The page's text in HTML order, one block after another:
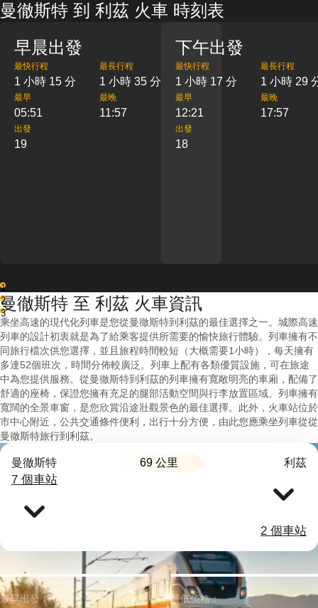
曼徹斯特 到 利茲 火車 時刻表
早晨出發
最快行程
1 小時 15 分
最長行程
1 小時 35 分
最早
05:51
最晚
11:57
出發
19
下午出發
最快行程
1 小時 17 分
最長行程
1 小時 29
最早
12:21
最晚
17:57
出發
18
1
2
3
曼徹斯特 至 利茲 火車資訊
乘坐高速的現代化列車是您從曼徹斯特到利茲的最佳選擇之一。城際高速
列車的設計初衷就是為了給乘客提供所需要的愉快旅行體驗。列車擁有不
同旅行檔次供您選擇，並且旅程時間較短（大概需要1小時），每天擁有
多達52個班次，時間分佈較廣泛。列車上配有各類優質設施，可在旅途
中為您提供服務。從曼徹斯特到利茲的列車擁有寬敞明亮的車廂，配備了
舒適的座椅，保證您擁有充足的腿部活動空間與行李放置區域。列車擁有
寬闊的全景車窗，是您欣賞沿途壯觀景色的最佳選擇。此外，火車站位於
市中心附近，公共交通條件便利，出行十分方便，由此您應乘坐列車從從
曼徹斯特旅行到利茲。
曼徹斯特 69 公里 利茲
7 個車站
2 個車站
最早出發： 最低價格：